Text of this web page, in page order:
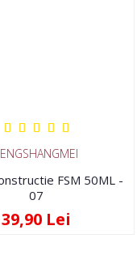
FSM 50ML -
07
39,90 Lei